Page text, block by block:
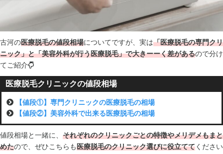
古河の医療脱毛の値段相場についてですが、実は「医療脱毛の専門クリ
ニック」と「美容外科が行う医療脱毛」で大きーーく差があるので分け
てご紹介
医療脱毛クリニックの値段相場
【値段①】専門クリニックの医療脱毛の相場
【値段②】美容外科で出来る医療脱毛の相場
値段相場と一緒に、 それぞれのクリニックごとの特徴やメリデメもまと
めたので、ぜひこちらも医療脱毛のクリニック選びに役立ててください